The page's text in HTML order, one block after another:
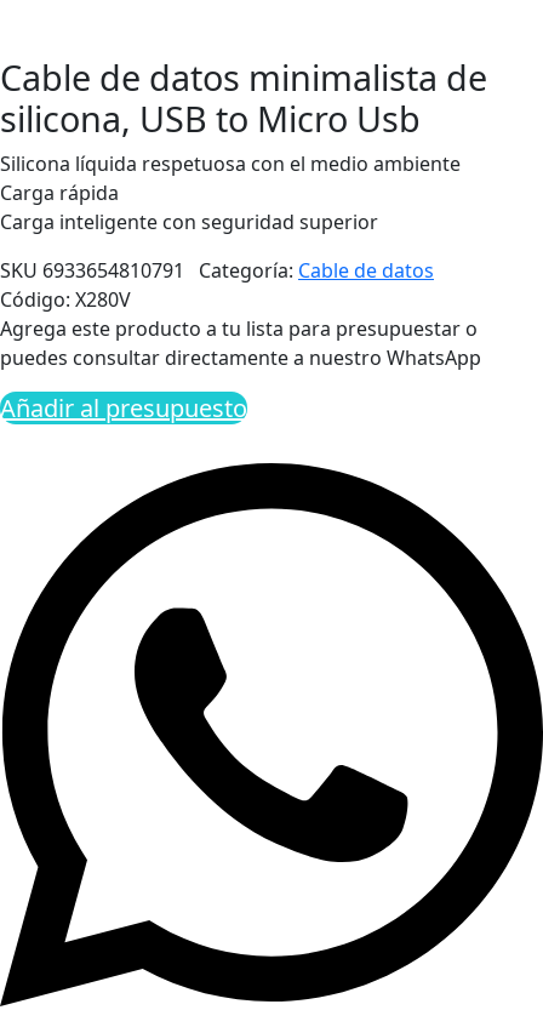
Cable de datos minimalista de
silicona, USB to Micro Usb
Silicona líquida respetuosa con el medio ambiente
Carga rápida
Carga inteligente con seguridad superior
SKU 6933654810791 Categoría: Cable de datos
Código: X280V
Agrega este producto a tu lista para presupuestar o
puedes consultar directamente a nuestro WhatsApp
Añadir al presupuesto